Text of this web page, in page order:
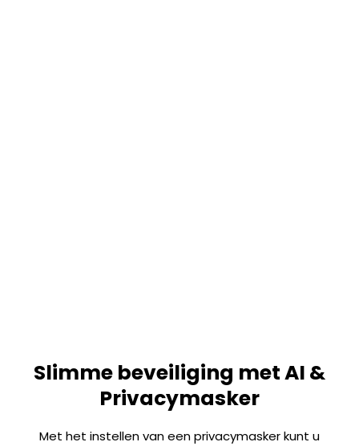
Slimme beveiliging met AI &
Privacymasker
Met het instellen van een privacymasker kunt u